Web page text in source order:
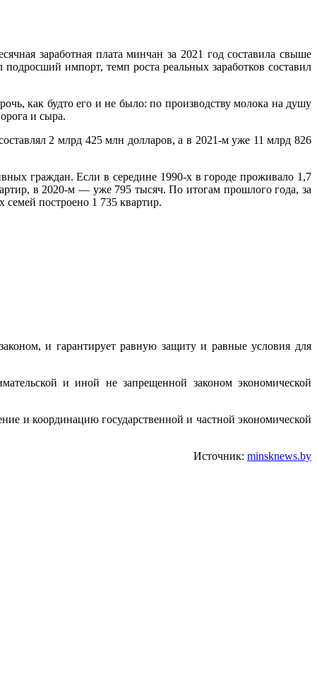
заработная плата минчан за 2021 год составила свыше
импорт, темп роста реальных заработков составил
как будто его и не было: по производству молока на душу
и сыра.
2 млрд 425 млн долларов, а в 2021-м уже 11 млрд 826
граждан. Если в середине 1990-х в городе проживало 1,7
в 2020-м — уже 795 тысяч. По итогам прошлого года, за
построено 1 735 квартир.
и гарантирует равную защиту и равные условия для
и иной не запрещенной законом экономической
и координацию государственной и частной экономической
Источник: minsknews.by